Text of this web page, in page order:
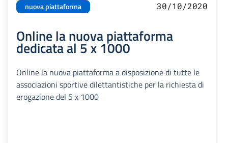
nuova piattaforma 30/10/2020
Online la nuova piattaforma
dedicata al 5 x 1000
Online la nuova piattaforma a disposizione di tutte le
associazioni sportive dilettantistiche per la richiesta di
erogazione del 5 x 1000